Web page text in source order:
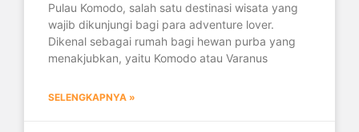
Pulau Komodo, salah satu destinasi wisata yang
wajib dikunjungi bagi para adventure lover.
Dikenal sebagai rumah bagi hewan purba yang
menakjubkan, yaitu Komodo atau Varanus
SELENGKAPNYA »